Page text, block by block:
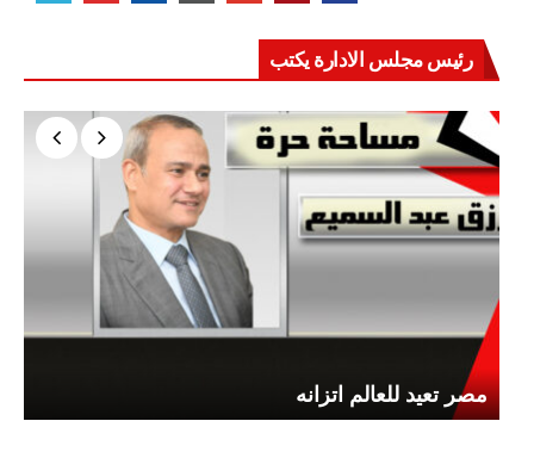
رئيس مجلس الادارة يكتب
مصر تعيد للعالم اتزانه